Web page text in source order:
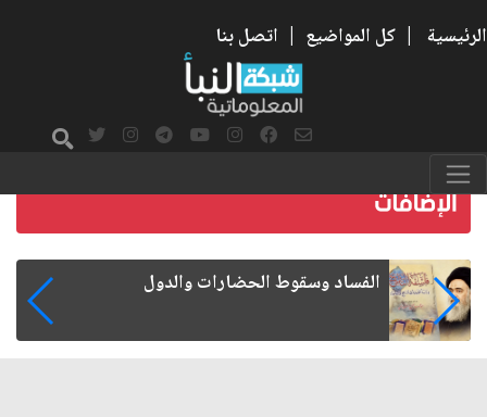
الرئيسية | كل المواضيع | اتصل بنا
رواتب الموظفين على صفيح ساخن